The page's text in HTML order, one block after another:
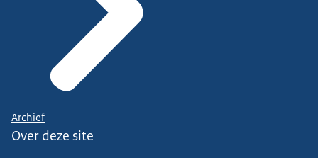
Archief
Over deze site